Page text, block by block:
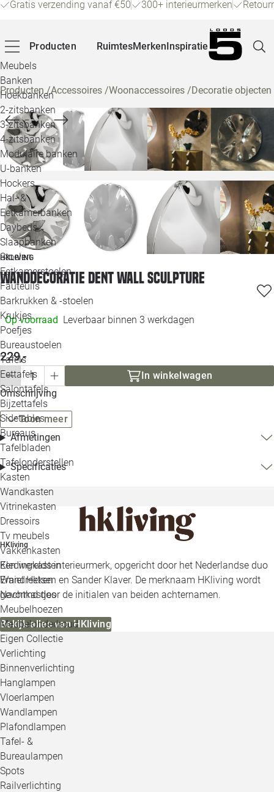
Gratis verzending vanaf €50 300+ interieurmerken
Producten
Meubels
Banken
Hoekbanken
2-zitsbanken
3-zitsbanken
4-zitsbanken
Modulaire banken
U-banken
Hockers
Hal- &
Eetkamerbanken
Daybeds
Slaapbanken
Stoelen
Eetkamerstoelen
Fauteuils
Barkrukken & -stoelen
Krukjes
Poefjes
Bureaustoelen
Tafels
Eettafels
Salontafels
Bijzettafels
Sidetables
Bureaus
Tafelbladen
Tafelonderstellen
Kasten
Wandkasten
Vitrinekasten
Dressoirs
Tv meubels
Vakkenkasten
Kledingkasten
Wandrekken
Nachtkastjes
Meubelhoezen
Meubelonderhoud
Eigen Collectie
Verlichting
Binnenverlichting
Hanglampen
Vloerlampen
Wandlampen
Plafondlampen
Tafel- &
Bureaulampen
Spots
Railverlichting
RuimtesMerkenInspiratie
Producten/Accessoires /Woonaccessoires /Decoratie objecten
HKLIVING
Wanddecoratie Dent wall sculpture
Op voorraad Leverbaar binnen 3 werkdagen
229,-
In winkelwagen
Omschrijving
Toon meer
Afmetingen
Specificaties
HKliving
Een werelds interieurmerk, opgericht door het Nederlandse duo
Emiel Hetsen en Sander Klaver. De merknaam HKliving wordt
gevormd door de initialen van beiden achternamen.
Bekijk alles van HKliving